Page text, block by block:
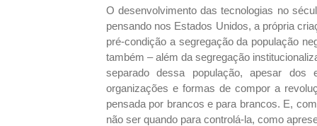
O desenvolvimento das tecnologias no
pensando nos Estados Unidos, a própria
pré-condição a segregação da população
também – além da segregação
separado dessa população, apesar
organizações e formas de compor a
pensada por brancos e para brancos. E,
não ser quando para controlá-la, como